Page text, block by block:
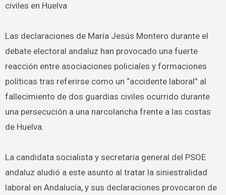
civiles en Huelva
Las declaraciones de María Jesús Montero durante el
debate electoral andaluz han provocado una fuerte
reacción entre asociaciones policiales y formaciones
políticas tras referirse como un “accidente laboral” al
fallecimiento de dos guardias civiles ocurrido durante
una persecución a una narcolancha frente a las costas
de Huelva.
La candidata socialista y secretaria general del PSOE
andaluz aludió a este asunto al tratar la siniestralidad
laboral en Andalucía, y sus declaraciones provocaron de